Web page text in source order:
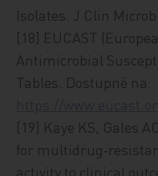
Isolates. J Clin
[18] EUCAST
Antimicrobial
Tables. Dostupné na:
[19] Kaye KS, Gales
for
activity to clinical